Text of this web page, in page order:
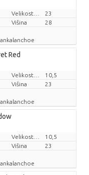
23
Višina
28
Red
10,5
Višina
23
10,5
Višina
23